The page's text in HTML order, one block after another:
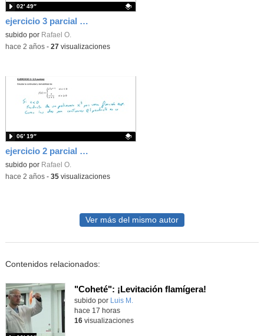
ejercicio 3 parcial 3 ev CCSS 1 bach
Contenido educativo.
subido por Rafael O.
02′ 49″
-hace 2 años- 27 visualizaciones
ejercicio 2 parcial 3 ev CCSS 1 bach
Contenido educativo.
subido por Rafael O.
06′ 19″
-hace 2 años- 35visualizaciones
Ver más del mismo autor
Contenidos relacionados:
"Coheté": ¡Levitación flamígera!
Contenido educativo.
subido por Luis M.
hace 17 horas
16visualizaciones